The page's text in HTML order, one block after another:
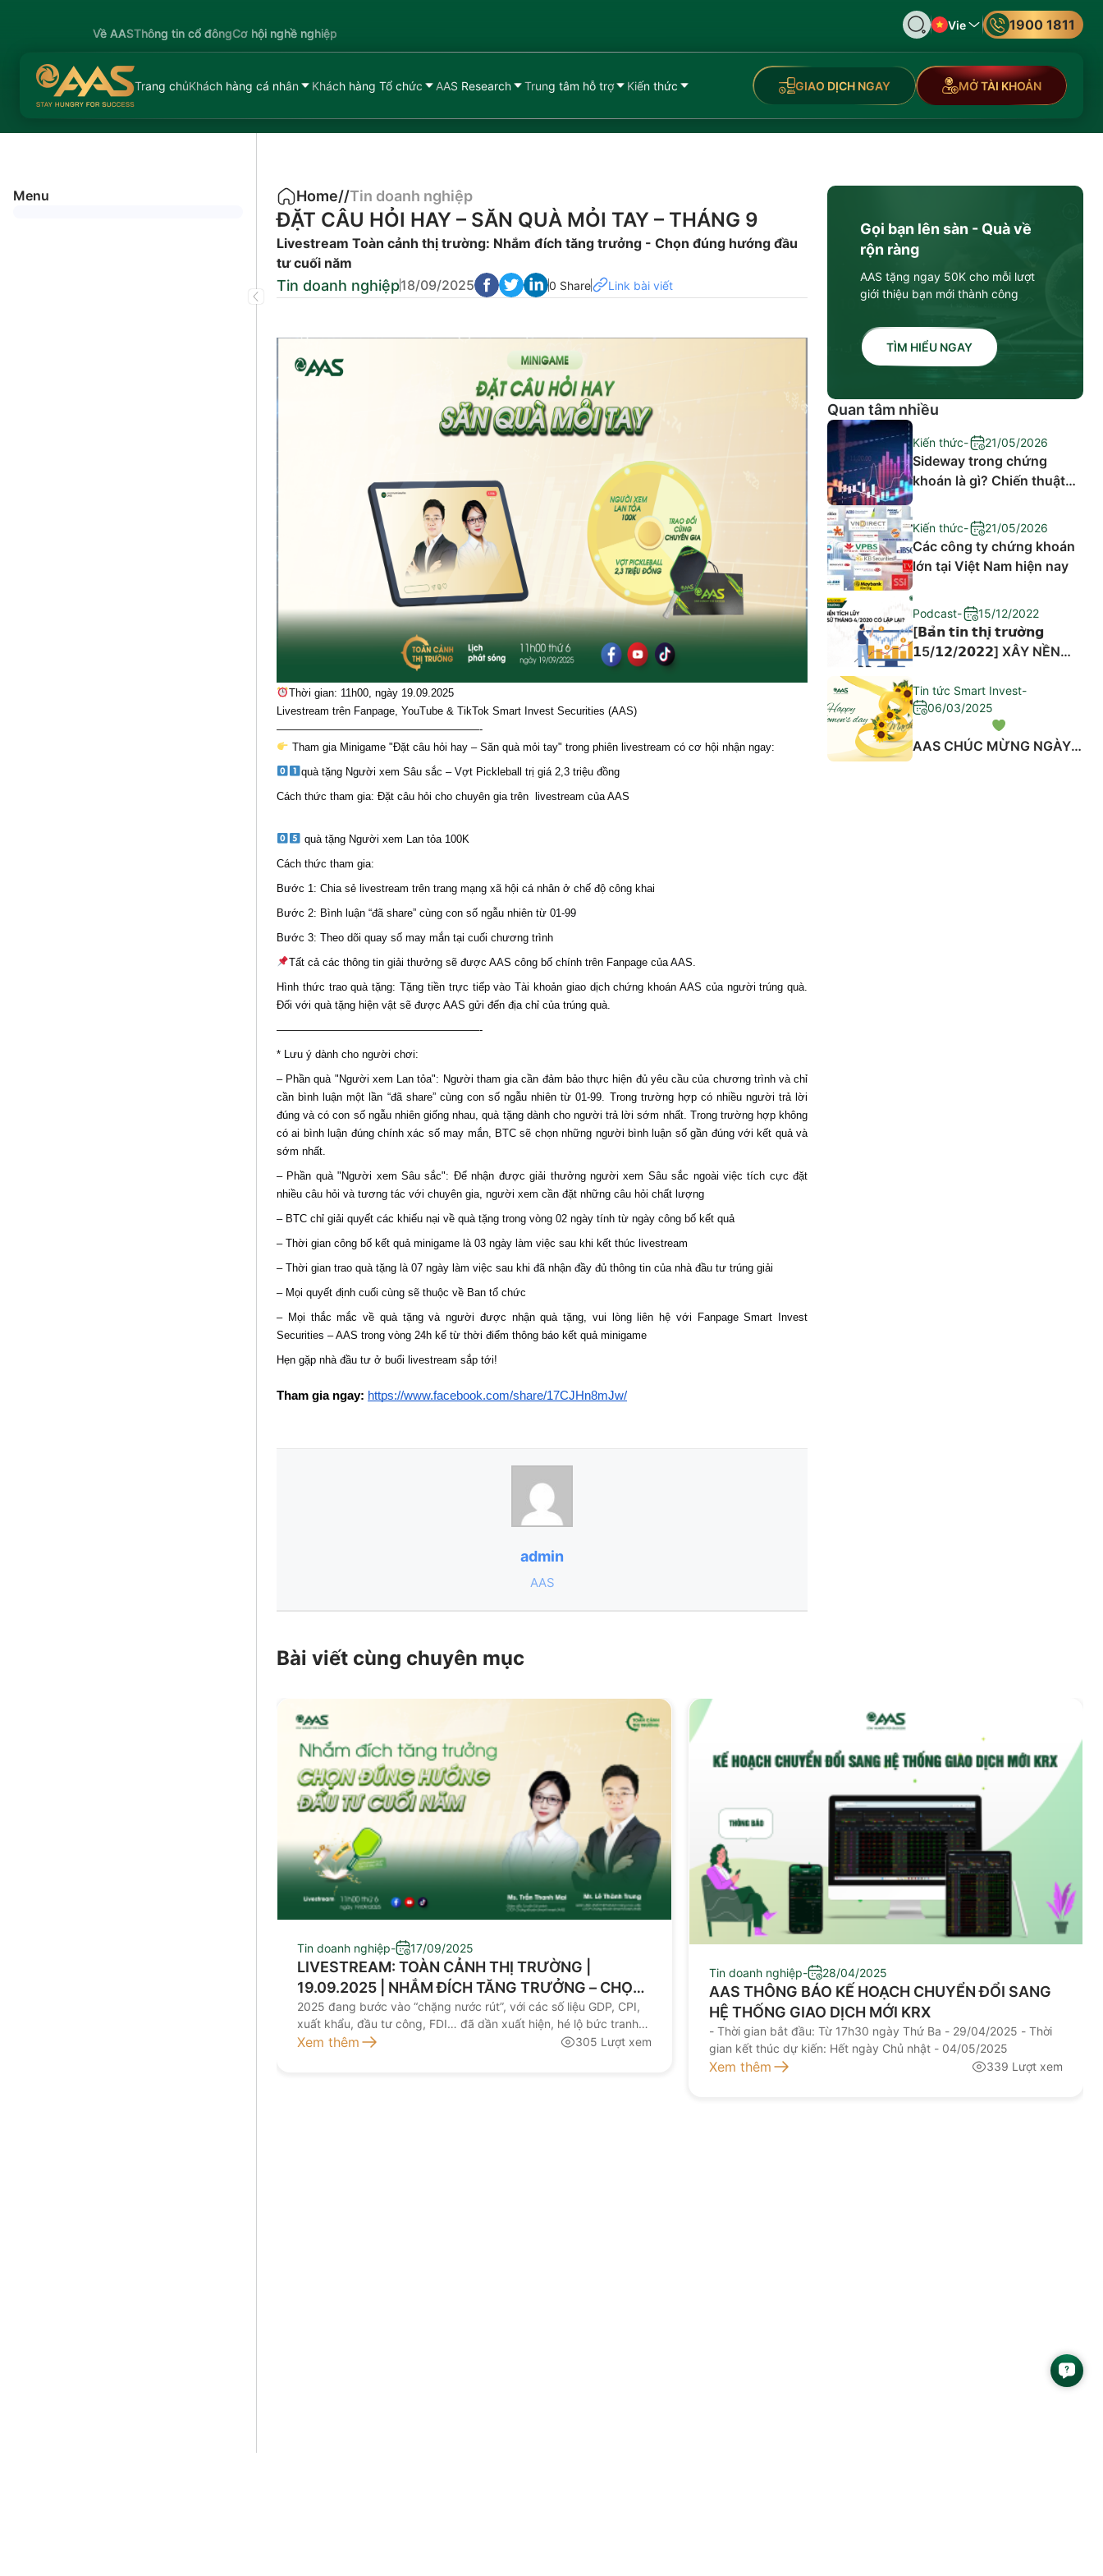
Về AASThông tin cổ đôngCơ hội nghề nghiệp
Vie 1900 1811
Trang chủKhách hàng cá nhân Khách hàng Tổ chức AAS Research Trung tâm hỗ trợ Kiến thức GIAO DỊCH NGAY MỞ TÀI KHOẢN
Menu Home//Tin doanh nghiệp
ĐẶT CÂU HỎI HAY – SĂN QUÀ MỎI TAY – THÁNG 9
Livestream Toàn cảnh thị trường: Nhắm đích tăng trưởng - Chọn đúng hướng đầu
tư cuối năm
Tin doanh nghiệp18/09/2025 0 Share Link bài viết
Thời gian: 11h00, ngày 19.09.2025
Livestream trên Fanpage, YouTube & TikTok Smart Invest Securities (AAS)
———————————————————-
Tham gia Minigame "Đặt câu hỏi hay – Săn quà mỏi tay" trong phiên livestream có cơ hội nhận ngay:
quà tặng Người xem Sâu sắc – Vợt Pickleball trị giá 2,3 triệu đồng
️Cách thức tham gia: Đặt câu hỏi cho chuyên gia trên livestream của AAS
quà tặng Người xem Lan tỏa 100K
Cách thức tham gia:
Bước 1: Chia sẻ livestream trên trang mạng xã hội cá nhân ở chế độ công khai
Bước 2: Bình luận “đã share” cùng con số ngẫu nhiên từ 01-99
Bước 3: Theo dõi quay số may mắn tại cuối chương trình
Tất cả các thông tin giải thưởng sẽ được AAS công bố chính trên Fanpage của AAS.
Hình thức trao quà tặng: Tặng tiền trực tiếp vào Tài khoản giao dịch chứng khoán AAS của người trúng quà.
Đối với quà tặng hiện vật sẽ được AAS gửi đến địa chỉ của trúng quà.
———————————————————-
* Lưu ý dành cho người chơi:
– Phần quà "Người xem Lan tỏa": Người tham gia cần đảm bảo thực hiện đủ yêu cầu của chương trình và chỉ
cần bình luận một lần “đã share” cùng con số ngẫu nhiên từ 01-99. Trong trường hợp có nhiều người trả lời
đúng và có con số ngẫu nhiên giống nhau, quà tặng dành cho người trả lời sớm nhất. Trong trường hợp không
có ai bình luận đúng chính xác số may mắn, BTC sẽ chọn những người bình luận số gần đúng với kết quả và
sớm nhất.
– Phần quà "Người xem Sâu sắc": Để nhận được giải thưởng người xem Sâu sắc ngoài việc tích cực đặt
nhiều câu hỏi và tương tác với chuyên gia, người xem cần đặt những câu hỏi chất lượng
– BTC chỉ giải quyết các khiếu nại về quà tặng trong vòng 02 ngày tính từ ngày công bố kết quả
– Thời gian công bố kết quả minigame là 03 ngày làm việc sau khi kết thúc livestream
– Thời gian trao quà tặng là 07 ngày làm việc sau khi đã nhận đầy đủ thông tin của nhà đầu tư trúng giải
– Mọi quyết định cuối cùng sẽ thuộc về Ban tổ chức
– Mọi thắc mắc về quà tặng và người được nhận quà tặng, vui lòng liên hệ với Fanpage Smart Invest
Securities – AAS trong vòng 24h kể từ thời điểm thông báo kết quả minigame
Hẹn gặp nhà đầu tư ở buổi livestream sắp tới!
Tham gia ngay: https://www.facebook.com/share/17CJHn8mJw/
admin
AAS
Gọi bạn lên sàn - Quà về
rộn ràng
AAS tặng ngay 50K cho mỗi lượt
giới thiệu bạn mới thành công
TÌM HIỂU NGAY
Quan tâm nhiều
Kiến thức- 21/05/2026
Sideway trong chứng
khoán là gì? Chiến thuật
Kiến thức- 21/05/2026
Các công ty chứng khoán
lớn tại Việt Nam hiện nay
Podcast- 15/12/2022
[𝗕𝗮̉𝗻 𝘁𝗶𝗻 𝘁𝗵𝗶̣ 𝘁𝗿𝘂̛𝗼̛̀𝗻𝗴
𝟭5/𝟭𝟮/𝟮𝟬𝟮𝟮] XÂY NỀN
THÁNG 4/2020 CÓ LẶP
LẠI?
Tin tức Smart Invest-
06/03/2025
AAS CHÚC MỪNG NGÀY
Bài viết cùng chuyên mục
Tin doanh nghiệp- 17/09/2025
LIVESTREAM: TOÀN CẢNH THỊ TRƯỜNG |
19.09.2025 | NHẮM ĐÍCH TĂNG TRƯỞNG – CHỌN
ĐÚNG HƯỚNG ĐẦU TƯ CUỐI NĂM
2025 đang bước vào “chặng nước rút”, với các số liệu GDP, CPI,
xuất khẩu, đầu tư công, FDI… đã dần xuất hiện, hé lộ bức tranh
kinh tế với nhiều điểm sáng và cũng đầy thách thức. Chính sách
Xem thêm 305 Lượt xem
Tin doanh nghiệp- 28/04/2025
AAS THÔNG BÁO KẾ HOẠCH CHUYỂN ĐỔI SANG
HỆ THỐNG GIAO DỊCH MỚI KRX
- Thời gian bắt đầu: Từ 17h30 ngày Thứ Ba - 29/04/2025 - Thời
gian kết thúc dự kiến: Hết ngày Chủ nhật - 04/05/2025
Xem thêm 339 Lượt xem